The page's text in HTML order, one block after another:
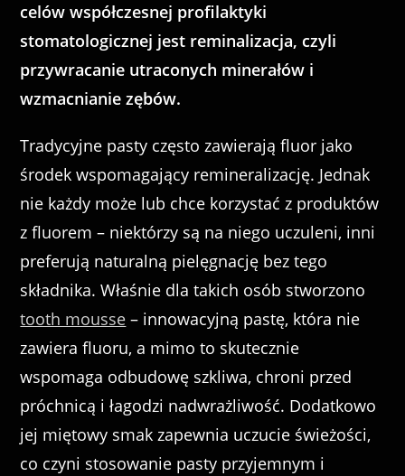
celów współczesnej profilaktyki
stomatologicznej jest reminalizacja, czyli
przywracanie utraconych minerałów i
wzmacnianie zębów.
Tradycyjne pasty często zawierają fluor jako
środek wspomagający remineralizację. Jednak
nie każdy może lub chce korzystać z produktów
z fluorem – niektórzy są na niego uczuleni, inni
preferują naturalną pielęgnację bez tego
składnika. Właśnie dla takich osób stworzono
tooth mousse – innowacyjną pastę, która nie
zawiera fluoru, a mimo to skutecznie
wspomaga odbudowę szkliwa, chroni przed
próchnicą i łagodzi nadwrażliwość. Dodatkowo
jej miętowy smak zapewnia uczucie świeżości,
co czyni stosowanie pasty przyjemnym i